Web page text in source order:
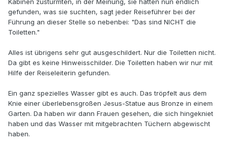
Kabinen zustürmten, in der Meinung, sie hätten nun endlich
gefunden, was sie suchten, sagt jeder Reiseführer bei der
Führung an dieser Stelle so nebenbei: "Das sind NICHT die
Toiletten."
Alles ist übrigens sehr gut ausgeschildert. Nur die Toiletten nicht.
Da gibt es keine Hinweisschilder. Die Toiletten haben wir nur mit
Hilfe der Reiseleiterin gefunden.
Ein ganz spezielles Wasser gibt es auch. Das tröpfelt aus dem
Knie einer überlebensgroßen Jesus-Statue aus Bronze in einem
Garten. Da haben wir dann Frauen gesehen, die sich hingekniet
haben und das Wasser mit mitgebrachten Tüchern abgewischt
haben.